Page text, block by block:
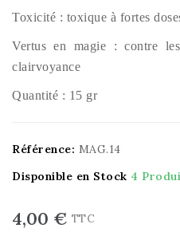
Toxicité : toxique à fortes
Vertus en magie : contre
clairvoyance
Quantité : 15 gr
Référence: MAG.14
Disponible en Stock 4
4,00 € TTC